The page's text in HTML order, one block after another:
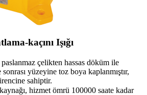
kaçını Işığı
çelikten hassas döküm ile
yüzeyine toz boya kaplanmıştır,
sahiptir.
hizmet ömrü 100000 saate kadar